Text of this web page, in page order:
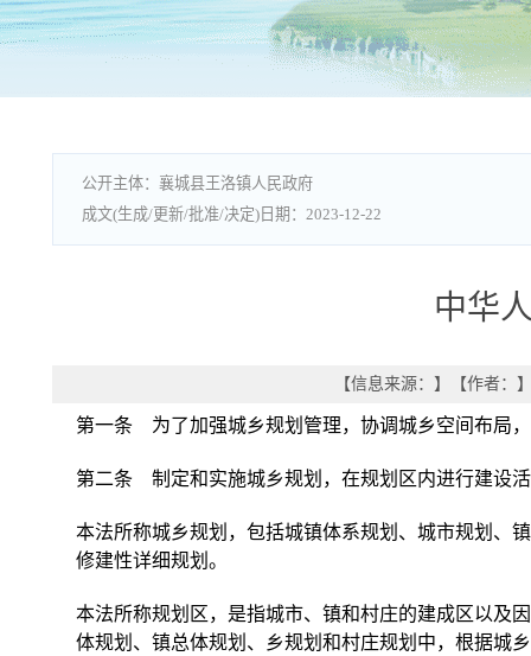
襄城县王洛镇人民政府
2023-12-22
中华
【信息来源：】【作者：】
第一条 为了加强城乡规划管理，协调城乡空间布局
第二条 制定和实施城乡规划，在规划区内进行建设
本法所称城乡规划，包括城镇体系规划、城市规划、
修建性详细规划。
本法所称规划区，是指城市、镇和村庄的建成区以及
体规划、镇总体规划、乡规划和村庄规划中，根据城